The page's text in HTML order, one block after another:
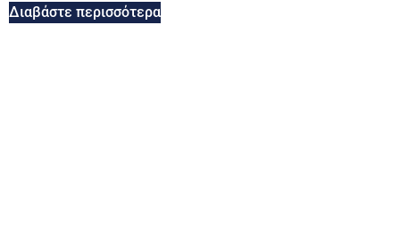
Διαβάστε περισσότερα